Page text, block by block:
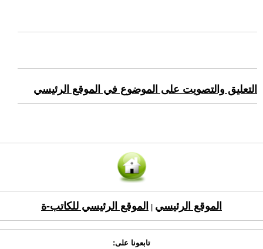
التعليق والتصويت على الموضوع في الموقع الرئيسي
الموقع الرئيسي الموقع الرئيسي للكاتب-ة
تابعونا على: